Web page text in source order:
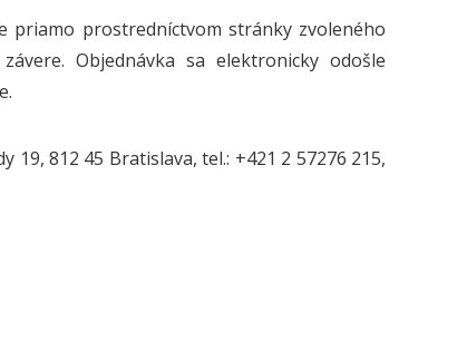
priamo prostredníctvom stránky zvoleného
Objednávka sa elektronicky odošle
812 45 Bratislava, tel.: +421 2 57276 215,